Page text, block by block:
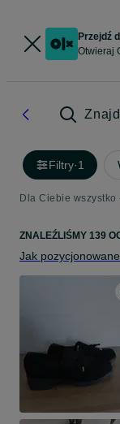
Przejdź
Otwieraj
Filtry·1
Dla Ciebie
ZNALEŹLIŚMY 139
Jak